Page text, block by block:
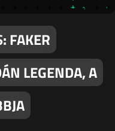
FAKER
LEGENDA, A